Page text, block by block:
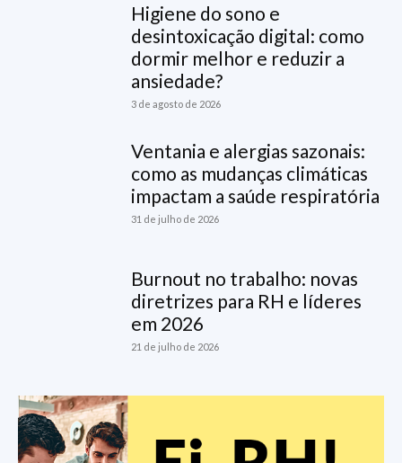
Higiene do sono e
desintoxicação digital: como
dormir melhor e reduzir a
ansiedade?
3 de agosto de 2026
Ventania e alergias sazonais:
como as mudanças climáticas
impactam a saúde respiratória
31 de julho de 2026
Burnout no trabalho: novas
diretrizes para RH e líderes
em 2026
21 de julho de 2026